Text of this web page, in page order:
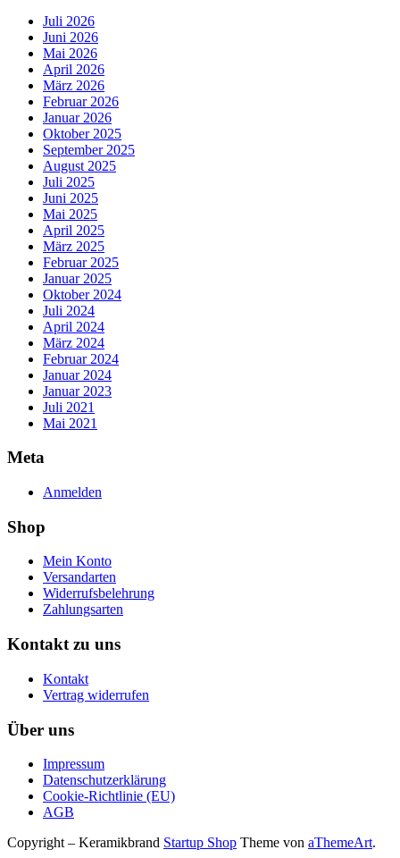
Juli 2026
Juni 2026
Mai 2026
April 2026
März 2026
Februar 2026
Januar 2026
Oktober 2025
September 2025
August 2025
Juli 2025
Juni 2025
Mai 2025
April 2025
März 2025
Februar 2025
Januar 2025
Oktober 2024
Juli 2024
April 2024
März 2024
Februar 2024
Januar 2024
Januar 2023
Juli 2021
Mai 2021
Meta
Anmelden
Shop
Mein Konto
Versandarten
Widerrufsbelehrung
Zahlungsarten
Kontakt zu uns
Kontakt
Vertrag widerrufen
Über uns
Impressum
Datenschutzerklärung
Cookie-Richtlinie (EU)
AGB
Copyright – Keramikbrand Startup Shop Theme von aThemeArt.